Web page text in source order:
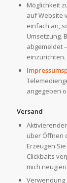
Möglichkeit
auf Website
einfach an,
Umsetzung.
abgemeldet
einzurichten.
angegeben
Versand
Aktivierender
über Öffnen
Erzeugen
Clickbaits
mich
Verwendung